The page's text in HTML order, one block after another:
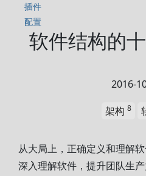
插件
配置
软件结构的
2016-
架构 8
从大局上，正确定义和理解
深入理解软件，提升团队生产